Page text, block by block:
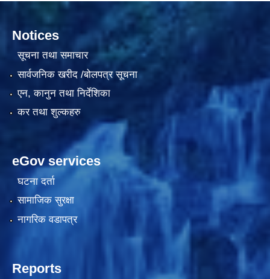
Notices
सूचना तथा समाचार
सार्वजनिक खरीद /बोलपत्र सूचना
एन, कानुन तथा निर्देशिका
कर तथा शुल्कहरु
eGov services
घटना दर्ता
सामाजिक सुरक्षा
नागरिक वडापत्र
Reports